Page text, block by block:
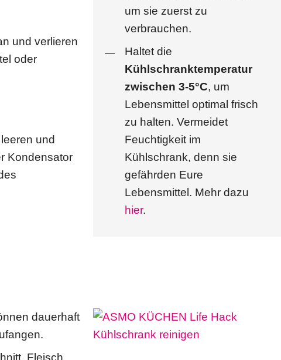
und verlieren
oder
und
Kondensator
um sie zuerst zu
verbrauchen.
Haltet die
Kühlschranktemperatur
zwischen 3-5°C, um
Lebensmittel optimal frisch
zu halten. Vermeidet
Feuchtigkeit im
Kühlschrank, denn sie
gefährden Eure
Lebensmittel. Mehr dazu
hier.
dauerhaft